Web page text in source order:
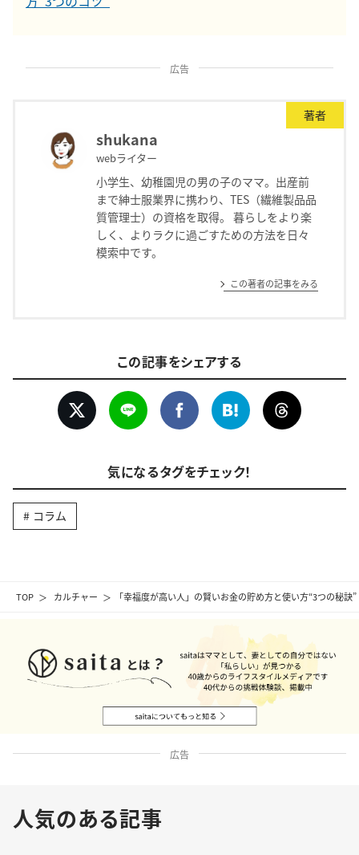
TOP カルチャー 「幸福度が高い人」の賢いお金の貯め方と使い方“3つの秘訣”
広告
著者
shukana
webライター
小学生、幼稚園児の男の子のママ。出産前
まで紳士服業界に携わり、TES（繊維製品品
質管理士）の資格を取得。 暮らしをより楽
しく、よりラクに過ごすための方法を日々
模索中です。
この著者の記事をみる
この記事をシェアする
気になるタグをチェック！
コラム
広告
人気のある記事